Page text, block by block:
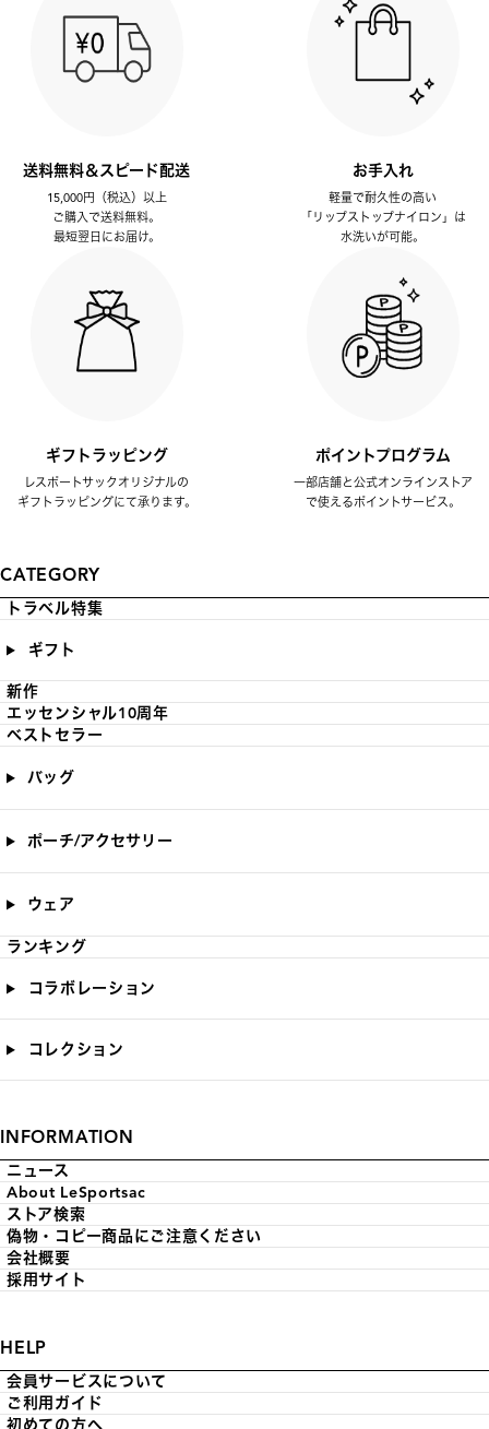
送料無料＆スピード配送
15,000円（税込）以上
ご購入で送料無料。
最短翌日にお届け。
お手入れ
軽量で耐久性の高い
「リップストップナイロン」は
水洗いが可能。
ギフトラッピング
レスポートサックオリジナルの
ギフトラッピングにて承ります。
ポイントプログラム
一部店舗と公式オンラインストア
で使えるポイントサービス。
CATEGORY
トラベル特集
ギフト
新作
エッセンシャル10周年
ベストセラー
バッグ
ポーチ/アクセサリー
ウェア
ランキング
コラボレーション
コレクション
INFORMATION
ニュース
About LeSportsac
ストア検索
偽物・コピー商品にご注意ください
会社概要
採用サイト
HELP
会員サービスについて
ご利用ガイド